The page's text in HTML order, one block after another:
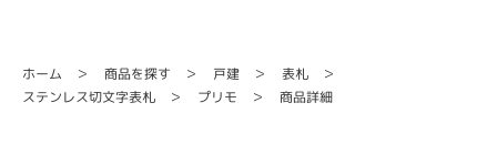
ホーム 商品を探す 戸建 表札
ステンレス切文字表札 プリモ 商品詳細